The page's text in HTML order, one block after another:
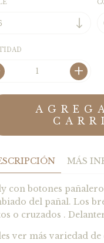
MÁS
con botones
del pañal. Los
o cruzados .
ver más variedad